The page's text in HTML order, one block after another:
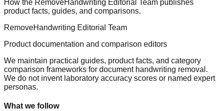
How the RemoveHandwriting Editorial Team publishes
product facts, guides, and comparisons.
RemoveHandwriting Editorial Team
Product documentation and comparison editors
We maintain practical guides, product facts, and category
comparison frameworks for document handwriting removal.
We do not invent laboratory accuracy scores or named expert
personas.
What we follow